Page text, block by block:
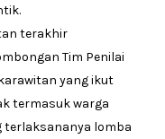
terakhir
Tim Penilai
yang ikut
termasuk warga
terlaksananya lomba